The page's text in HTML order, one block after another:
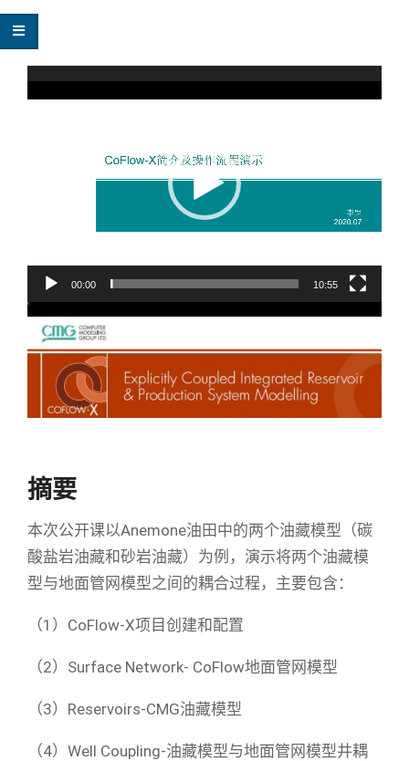
视
频
00:00 10:55
摘要
本次公开课以Anemone油田中的两个油藏模型（碳
酸盐岩油藏和砂岩油藏）为例，演示将两个油藏模
型与地面管网模型之间的耦合过程，主要包含：
（1）CoFlow-X项目创建和配置
（2）Surface Network- CoFlow地面管网模型
（3）Reservoirs-CMG油藏模型
（4）Well Coupling-油藏模型与地面管网模型井耦